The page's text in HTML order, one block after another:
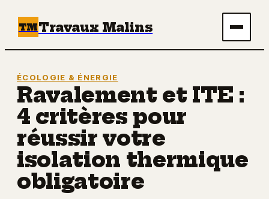
TMTravaux Malins
Bricolage
Immobilier
Écologie & Énergie
Déco
ÉCOLOGIE & ÉNERGIE
Ravalement et ITE :
4 critères pour
réussir votre
isolation thermique
obligatoire